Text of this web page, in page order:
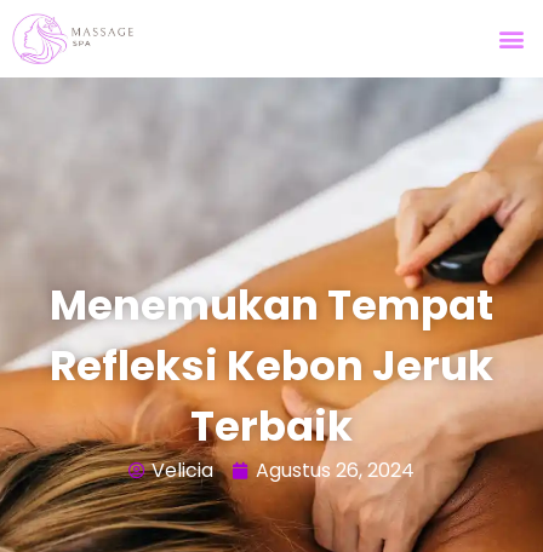
Menemukan Tempat
Refleksi Kebon Jeruk
Terbaik
Velicia Agustus 26, 2024